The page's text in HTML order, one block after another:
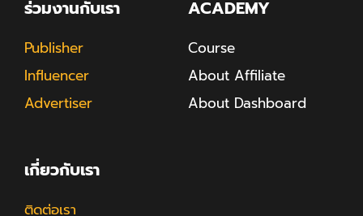
ร่วมงานกับเรา
Publisher
Influencer
Advertiser
ACADEMY
Course
About Affiliate
About Dashboard
เกี่ยวกับเรา
ติดต่อเรา